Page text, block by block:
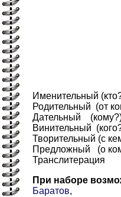
Именительный
Родительный (от
Дательный
Винительный
Творительный (с
Предложный (о
Транслитерация
При наборе
Баратов,